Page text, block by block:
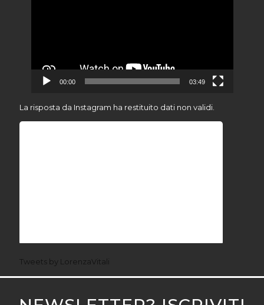
00:00 03:49
La risposta da Instagram ha restituito dati non validi.
Tweets by LorenzaVitali